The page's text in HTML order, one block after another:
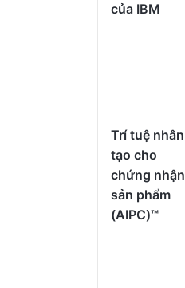
của IBM
Trí tuệ nhân
tạo cho
chứng nhận
sản phẩm
(AIPC)™